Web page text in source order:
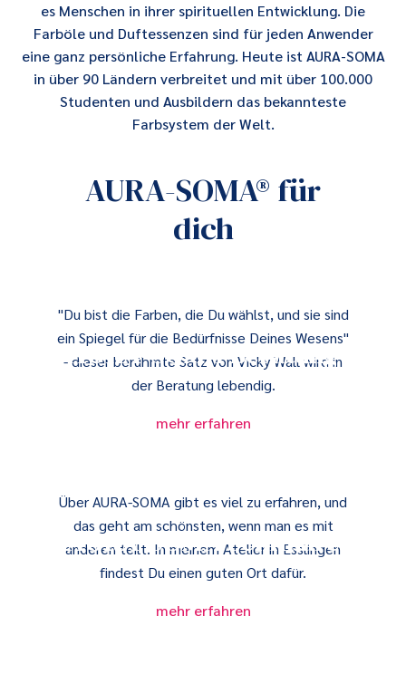
es Menschen in ihrer spirituellen Entwicklung. Die
Farböle und Duftessenzen sind für jeden Anwender
eine ganz persönliche Erfahrung. Heute ist AURA-SOMA
in über 90 Ländern verbreitet und mit über 100.000
Studenten und Ausbildern das bekannteste
Farbsystem der Welt.
AURA-SOMA® für
dich
AURA-SOMA Beratung
"Du bist die Farben, die Du wählst, und sie sind
ein Spiegel für die Bedürfnisse Deines Wesens"
- dieser berühmte Satz von Vicky Wall wird in
der Beratung lebendig.
mehr erfahren
AURA-SOMA Seminare
Über AURA-SOMA gibt es viel zu erfahren, und
das geht am schönsten, wenn man es mit
anderen teilt. In meinem Atelier in Esslingen
findest Du einen guten Ort dafür.
mehr erfahren